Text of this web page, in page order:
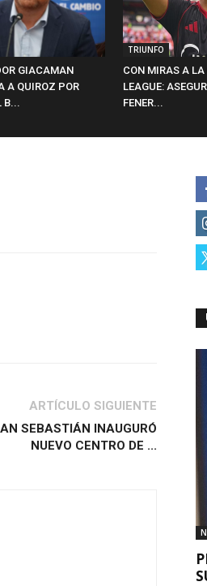
GIACAMAN
A QUIROZ POR
B...
TRIUNFO
CON MIRAS A
LEAGUE:
FENER...
ARTÍCULO SIGUIENTE
SEBASTIÁN INAUGURÓ
NUEVO CENTRO DE ...